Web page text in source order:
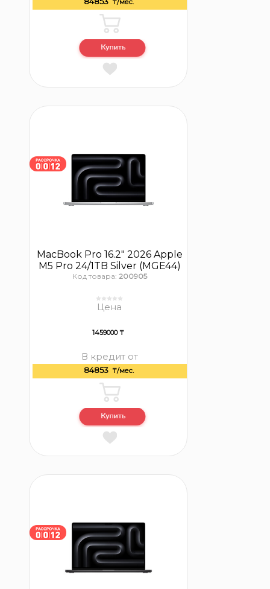
₸/мес.
MacBook Pro 16.2″ 2026 Apple
M5 Pro 24/1TB Silver (MGE44)
Код товара: 200905
Цена
1459000 ₸
В кредит от
84853 ₸/мес.